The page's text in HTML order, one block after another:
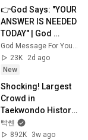
👉God Says: "YOUR
ANSWER IS NEEDED
TODAY" | God
Message Today |
Gods Message
Now
23K
2d ago
New
Shocking! Largest
Crowd in
Taekwondo History!
Substitute Fighter
Defeats Kickboxing
빡쎈
892K
3w ago